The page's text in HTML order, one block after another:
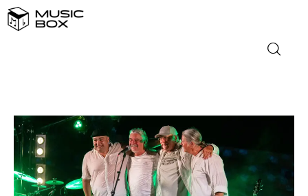
DOMAĆA GLAZBA
STRANA GLAZBA